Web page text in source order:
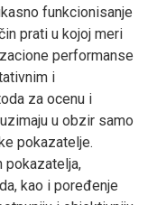
funkcionisanje
prati u kojoj meri
performanse
i
za ocenu i
u obzir samo
pokazatelje.
pokazatelja,
kao i poređenje